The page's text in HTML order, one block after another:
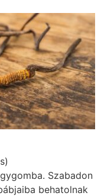
Szabadon
behatolnak